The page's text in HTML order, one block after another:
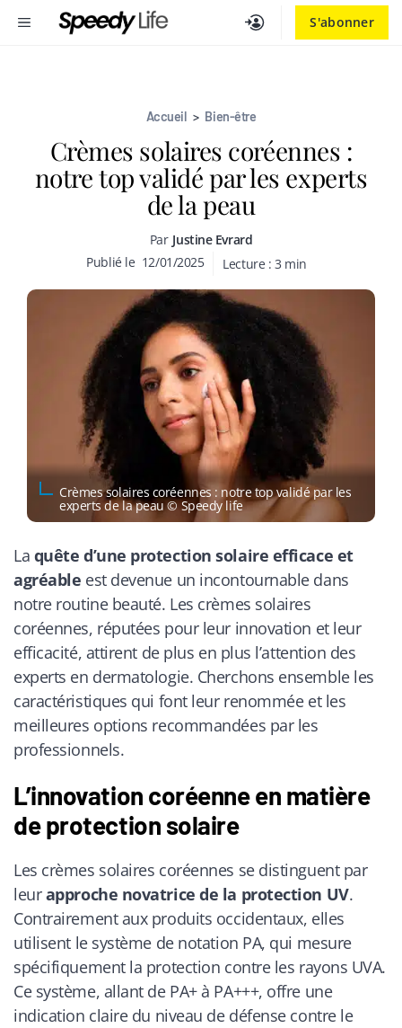
S'abonner
MENU
Accueil > Bien-être
Crèmes solaires coréennes :
notre top validé par les experts
de la peau
Par Justine Evrard
Publié le 12/01/2025 Lecture : 3 min
Crèmes solaires coréennes : notre top validé par les
experts de la peau © Speedy life
La quête d’une protection solaire efficace et
agréable est devenue un incontournable dans
notre routine beauté. Les crèmes solaires
coréennes, réputées pour leur innovation et leur
efficacité, attirent de plus en plus l’attention des
experts en dermatologie. Cherchons ensemble les
caractéristiques qui font leur renommée et les
meilleures options recommandées par les
professionnels.
L’innovation coréenne en matière
de protection solaire
Les crèmes solaires coréennes se distinguent par
leurapproche novatrice de la protection UV.
Contrairement aux produits occidentaux, elles
utilisent le système de notation PA, qui mesure
spécifiquement la protection contre les rayons UVA.
Ce système, allant de PA+ à PA+++, offre une
indication claire du niveau de défense contre le